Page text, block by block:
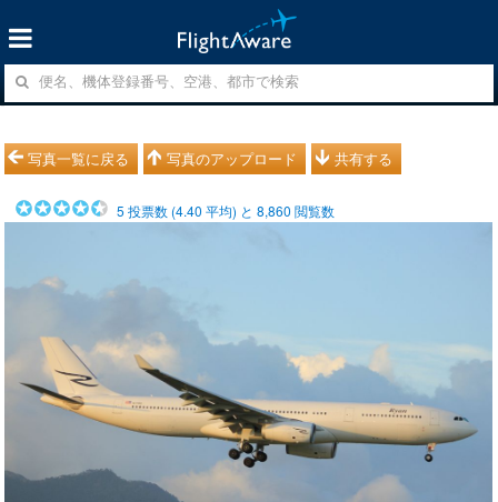
写真一覧に戻る 写真のアップロード 共有する
5 投票数 (4.40 平均) と8,860 閲覧数